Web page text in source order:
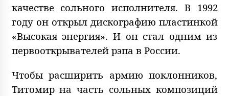
качестве сольного исполнителя. В 1992
году он открыл дискографию пластинкой
«Высокая энергия». И он стал одним из
первооткрывателей рэпа в России.
Чтобы расширить армию поклонников,
Титомир на часть сольных композиций